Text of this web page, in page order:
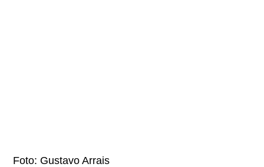
Foto: Gustavo Arrais